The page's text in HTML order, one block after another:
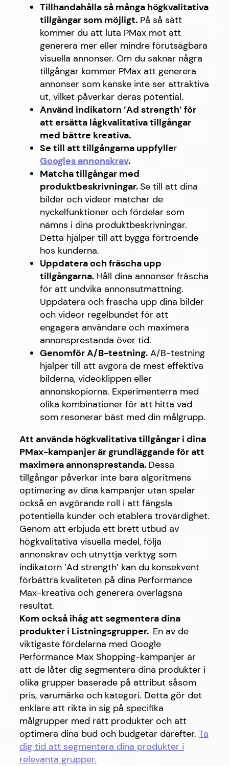
Tillhandahålla så många högkvalitativa
tillgångar som möjligt. På så sätt
kommer du att luta PMax mot att
generera mer eller mindre förutsägbara
visuella annonser. Om du saknar några
tillgångar kommer PMax att generera
annonser som kanske inte ser attraktiva
ut, vilket påverkar deras potential.
Använd indikatorn ’Ad strength’ för
att ersätta lågkvalitativa tillgångar
med bättre kreativa.
Se till att tillgångarna uppfyller
Googles annonskrav.
Matcha tillgångar med
produktbeskrivningar.Se till att dina
bilder och videor matchar de
nyckelfunktioner och fördelar som
nämns i dina produktbeskrivningar.
Detta hjälper till att bygga förtroende
hos kunderna.
Uppdatera och fräscha upp
tillgångarna. Håll dina annonser fräscha
för att undvika annonsutmattning.
Uppdatera och fräscha upp dina bilder
och videor regelbundet för att
engagera användare och maximera
annonsprestanda över tid.
Genomför A/B-testning. A/B-testning
hjälper till att avgöra de mest effektiva
bilderna, videoklippen eller
annonskopiorna. Experimenterra med
olika kombinationer för att hitta vad
som resonerar bäst med din målgrupp.
Att använda högkvalitativa tillgångar i dina
PMax-kampanjer är grundläggande för att
maximera annonsprestanda. Dessa
tillgångar påverkar inte bara algoritmens
optimering av dina kampanjer utan spelar
också en avgörande roll i att fängsla
potentiella kunder och etablera trovärdighet.
Genom att erbjuda ett brett utbud av
högkvalitativa visuella medel, följa
annonskrav och utnyttja verktyg som
indikatorn ’Ad strength’ kan du konsekvent
förbättra kvaliteten på dina Performance
Max-kreativa och generera överlägsna
resultat.
Kom också ihåg att segmentera dina
produkter i Listningsgrupper. En av de
viktigaste fördelarna med Google
Performance Max Shopping-kampanjer är
att de låter dig segmentera dina produkter i
olika grupper baserade på attribut såsom
pris, varumärke och kategori. Detta gör det
enklare att rikta in sig på specifika
målgrupper med rätt produkter och att
optimera dina bud och budgetar därefter. Ta
dig tid att segmentera dina produkter i
relevanta grupper.